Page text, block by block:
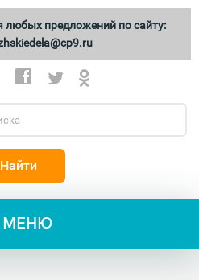
ДЕЛА
Найти
МЕНЮ
любых предложений по сайту: